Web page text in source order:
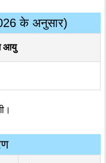
के अनुसार)
आयु